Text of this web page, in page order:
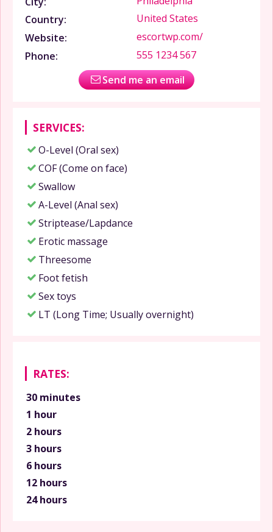
Country:
United States
Website:
escortwp.com/
Phone:
555 1234 567
Send me an email
SERVICES:
O-Level (Oral sex)
COF (Come on face)
Swallow
A-Level (Anal sex)
Striptease/Lapdance
Erotic massage
Threesome
Foot fetish
Sex toys
LT (Long Time; Usually overnight)
RATES:
30 minutes
1 hour
2 hours
3 hours
6 hours
12 hours
24 hours